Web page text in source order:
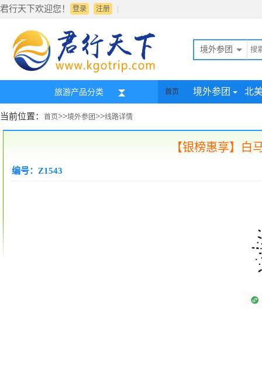
君行天下欢迎您！ 登录 |
注册
境外参团
旅游产品分类 首页 境外参团 北
当前位置： 首页>>境外参团>>线路详情
【银榜惠享】白
编号：Z1543